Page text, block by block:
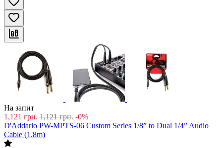
На запит
1,121 грн. 1,121 грн. -0%
D'Addario PW-MPTS-06 Custom Series 1/8” to Dual 1/4” Audio
Cable (1.8m)